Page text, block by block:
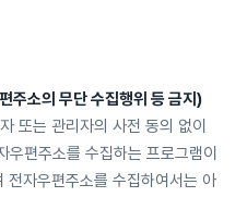
주소의 무단 수집행위 등 금지)
또는 관리자의 사전 동의 없이
편주소를 수집하는 프로그램이
전자우편주소를 수집하여서는 아